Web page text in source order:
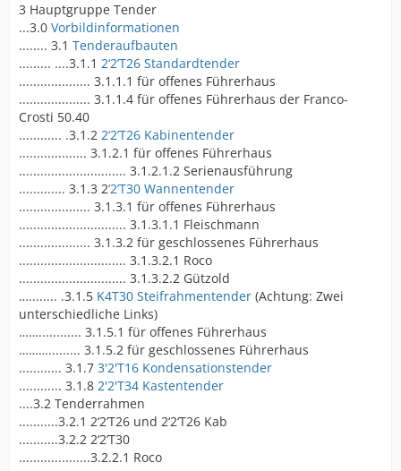
3 Hauptgruppe Tender
...3.0 Vorbildinformationen
........ 3.1 Tenderaufbauten
......... ....3.1.1 2‘2’T26 Standardtender
.................... 3.1.1.1 für offenes Führerhaus
.................... 3.1.1.4 für offenes Führerhaus der Franco-
Crosti 50.40
............ .3.1.2 2‘2’T26 Kabinentender
................... 3.1.2.1 für offenes Führerhaus
.............................. 3.1.2.1.2 Serienausführung
............. 3.1.3 2‘2’T30 Wannentender
.................... 3.1.3.1 für offenes Führerhaus
.............................. 3.1.3.1.1 Fleischmann
.................... 3.1.3.2 für geschlossenes Führerhaus
.............................. 3.1.3.2.1 Roco
.............................. 3.1.3.2.2 Gützold
…........ .3.1.5 K4T30 Steifrahmentender (Achtung: Zwei
unterschiedliche Links)
……............ 3.1.5.1 für offenes Führerhaus
………......... 3.1.5.2 für geschlossenes Führerhaus
............ 3.1.7 3'2'T16 Kondensationstender
............ 3.1.8 2'2'T34 Kastentender
....3.2 Tenderrahmen
...........3.2.1 2‘2’T26 und 2‘2‘T26 Kab
...........3.2.2 2‘2’T30
....................3.2.2.1 Roco